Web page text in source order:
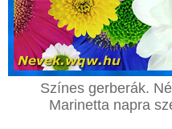
Színes gerberák.
Marinetta napra